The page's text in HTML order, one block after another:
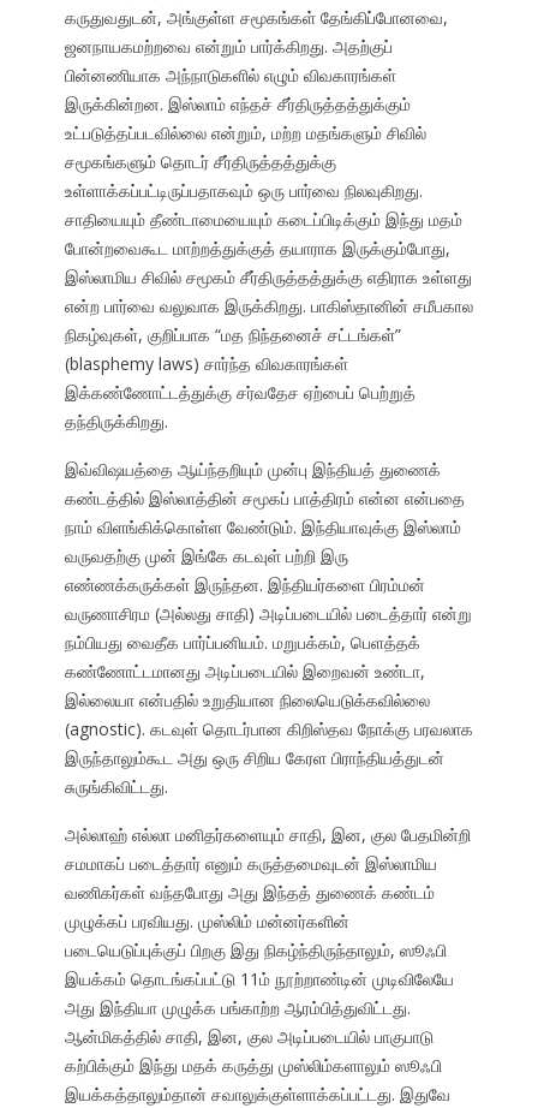
கருதுவதுடன், அங்குள்ள சமூகங்கள் தேங்கிப்போனவை,
ஜனநாயகமற்றவை என்றும் பார்க்கிறது. அதற்குப்
பின்னணியாக அந்நாடுகளில் எழும் விவகாரங்கள்
இருக்கின்றன. இஸ்லாம் எந்தச் சீர்திருத்தத்துக்கும்
உட்படுத்தப்படவில்லை என்றும், மற்ற மதங்களும் சிவில்
சமூகங்களும் தொடர் சீர்திருத்தத்துக்கு
உள்ளாக்கப்பட்டிருப்பதாகவும் ஒரு பார்வை நிலவுகிறது.
சாதியையும் தீண்டாமையையும் கடைப்பிடிக்கும் இந்து மதம்
போன்றவைகூட மாற்றத்துக்குத் தயாராக இருக்கும்போது,
இஸ்லாமிய சிவில் சமூகம் சீர்திருத்தத்துக்கு எதிராக உள்ளது
என்ற பார்வை வலுவாக இருக்கிறது. பாகிஸ்தானின் சமீபகால
நிகழ்வுகள், குறிப்பாக “மத நிந்தனைச் சட்டங்கள்”
(blasphemy laws) சார்ந்த விவகாரங்கள்
இக்கண்ணோட்டத்துக்கு சர்வதேச ஏற்பைப் பெற்றுத்
தந்திருக்கிறது.
இவ்விஷயத்தை ஆய்ந்தறியும் முன்பு இந்தியத் துணைக்
கண்டத்தில் இஸ்லாத்தின் சமூகப் பாத்திரம் என்ன என்பதை
நாம் விளங்கிக்கொள்ள வேண்டும். இந்தியாவுக்கு இஸ்லாம்
வருவதற்கு முன் இங்கே கடவுள் பற்றி இரு
எண்ணக்கருக்கள் இருந்தன. இந்தியர்களை பிரம்மன்
வருணாசிரம (அல்லது சாதி) அடிப்படையில் படைத்தார் என்று
நம்பியது வைதீக பார்ப்பனியம். மறுபக்கம், பெளத்தக்
கண்ணோட்டமானது அடிப்படையில் இறைவன் உண்டா,
இல்லையா என்பதில் உறுதியான நிலையெடுக்கவில்லை
(agnostic). கடவுள் தொடர்பான கிறிஸ்தவ நோக்கு பரவலாக
இருந்தாலும்கூட அது ஒரு சிறிய கேரள பிராந்தியத்துடன்
சுருங்கிவிட்டது.
அல்லாஹ் எல்லா மனிதர்களையும் சாதி, இன, குல பேதமின்றி
சமமாகப் படைத்தார் எனும் கருத்தமைவுடன் இஸ்லாமிய
வணிகர்கள் வந்தபோது அது இந்தத் துணைக் கண்டம்
முழுக்கப் பரவியது. முஸ்லிம் மன்னர்களின்
படையெடுப்புக்குப் பிறகு இது நிகழ்ந்திருந்தாலும், ஸூஃபி
இயக்கம் தொடங்கப்பட்டு 11ம் நூற்றாண்டின் முடிவிலேயே
அது இந்தியா முழுக்க பங்காற்ற ஆரம்பித்துவிட்டது.
ஆன்மிகத்தில் சாதி, இன, குல அடிப்படையில் பாகுபாடு
கற்பிக்கும் இந்து மதக் கருத்து முஸ்லிம்களாலும் ஸூஃபி
இயக்கத்தாலும்தான் சவாலுக்குள்ளாக்கப்பட்டது. இதுவே